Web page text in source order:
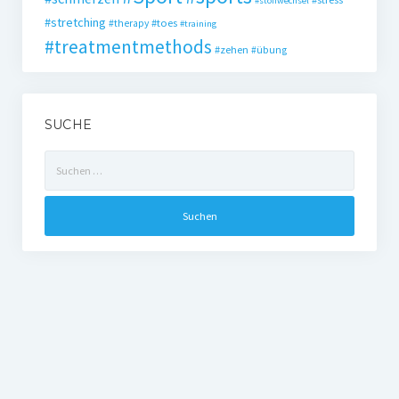
#stretching #therapy #toes #training
#treatmentmethods #zehen #übung
SUCHE
nach: